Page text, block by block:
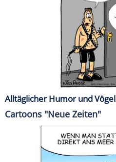
Alltäglicher Humor und Vögel
Cartoons "Neue Zeiten"